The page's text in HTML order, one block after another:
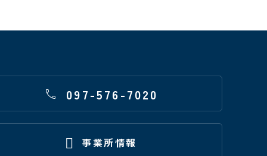
 097-576-7020
 事業所情報